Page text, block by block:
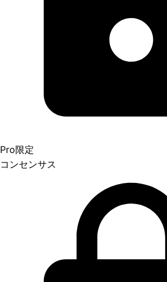
Pro限定
コンセンサス